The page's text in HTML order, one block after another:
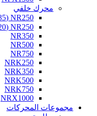
محرك خلفي
NR250 (135 مم)
NR250 (120 مم)
NR350
NR500
NR750
NRK250
NRK350
NRK500
NRK750
NRX1000
مجموعات المحركات